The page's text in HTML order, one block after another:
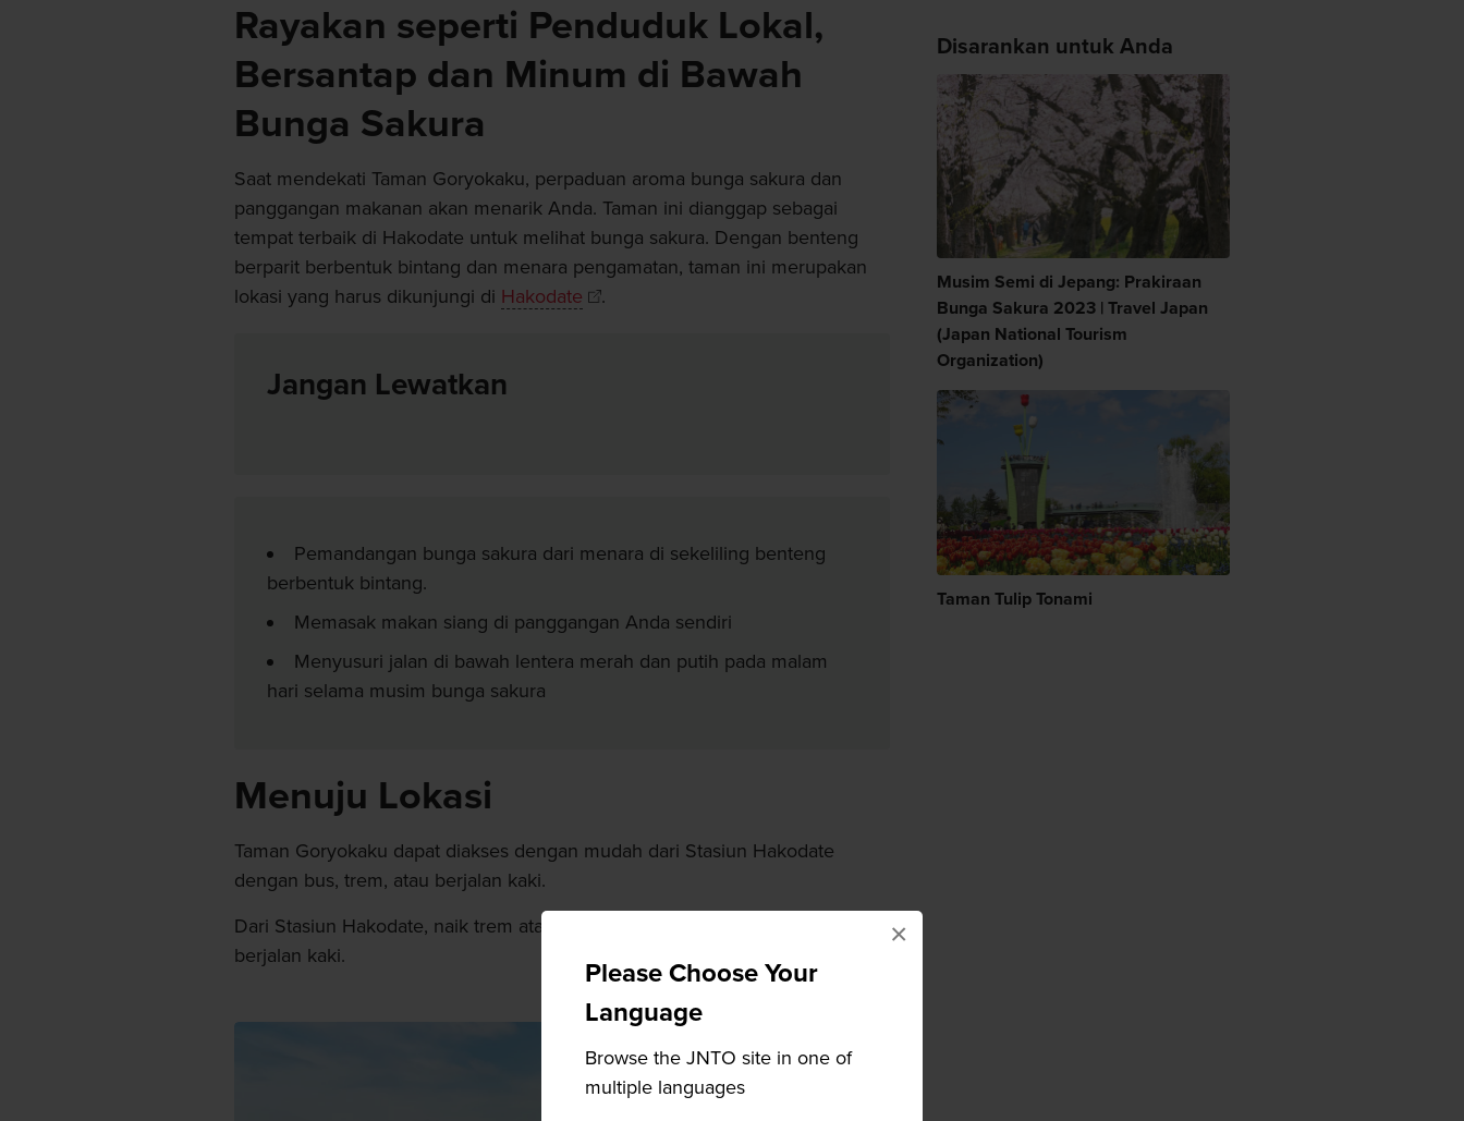
Please Choose Your
Language
Browse the JNTO site in one of
multiple languages
×
Rayakan seperti Penduduk Lokal,
Bersantap dan Minum di Bawah
Bunga Sakura
Saat mendekati Taman Goryokaku, perpaduan aroma bunga sakura dan
panggangan makanan akan menarik Anda. Taman ini dianggap sebagai
tempat terbaik di Hakodate untuk melihat bunga sakura. Dengan benteng
berparit berbentuk bintang dan menara pengamatan, taman ini merupakan
lokasi yang harus dikunjungi di Hakodate .
Jangan Lewatkan
Pemandangan bunga sakura dari menara di sekeliling benteng
berbentuk bintang.
Memasak makan siang di panggangan Anda sendiri
Menyusuri jalan di bawah lentera merah dan putih pada malam
hari selama musim bunga sakura
Menuju Lokasi
Taman Goryokaku dapat diakses dengan mudah dari Stasiun Hakodate
dengan bus, trem, atau berjalan kaki.
Dari Stasiun Hakodate, naik trem atau bus ke Goryokaku Koen Mae lalu
berjalan kaki.
Disarankan untuk Anda
Musim Semi di Jepang: Prakiraan
Bunga Sakura 2023 | Travel Japan
(Japan National Tourism
Organization)
Taman Tulip Tonami